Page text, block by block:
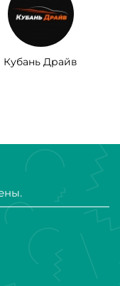
Кубань Драйв